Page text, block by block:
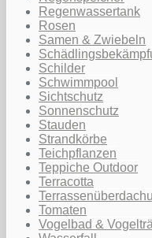
Regenwassertank
Rosen
Samen & Zwiebeln
Schilder
Schwimmpool
Sichtschutz
Sonnenschutz
Stauden
Strandkörbe
Teichpflanzen
Teppiche Outdoor
Terracotta
Tomaten
Vogelbad &